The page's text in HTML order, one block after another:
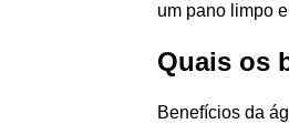
um pano limpo
Quais os
Benefícios da